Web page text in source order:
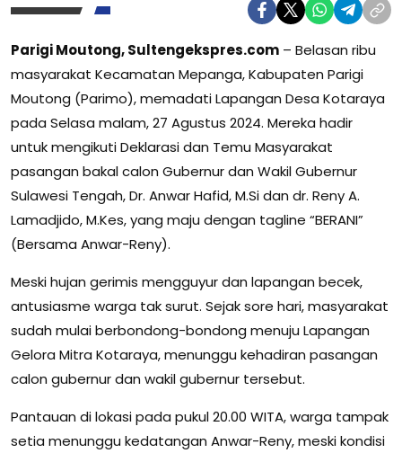
Parigi Moutong, Sultengekspres.com – Belasan ribu
masyarakat Kecamatan Mepanga, Kabupaten Parigi
Moutong (Parimo), memadati Lapangan Desa Kotaraya
pada Selasa malam, 27 Agustus 2024. Mereka hadir
untuk mengikuti Deklarasi dan Temu Masyarakat
pasangan bakal calon Gubernur dan Wakil Gubernur
Sulawesi Tengah, Dr. Anwar Hafid, M.Si dan dr. Reny A.
Lamadjido, M.Kes, yang maju dengan tagline “BERANI”
(Bersama Anwar-Reny).
Meski hujan gerimis mengguyur dan lapangan becek,
antusiasme warga tak surut. Sejak sore hari, masyarakat
sudah mulai berbondong-bondong menuju Lapangan
Gelora Mitra Kotaraya, menunggu kehadiran pasangan
calon gubernur dan wakil gubernur tersebut.
Pantauan di lokasi pada pukul 20.00 WITA, warga tampak
setia menunggu kedatangan Anwar-Reny, meski kondisi